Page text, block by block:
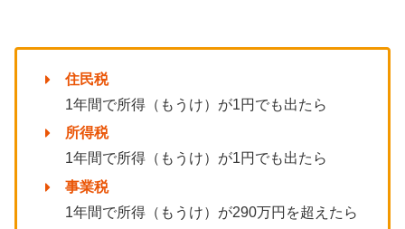
住民税
1年間で所得（もうけ）が1円でも出たら
所得税
1年間で所得（もうけ）が1円でも出たら
事業税
1年間で所得（もうけ）が290万円を超えたら